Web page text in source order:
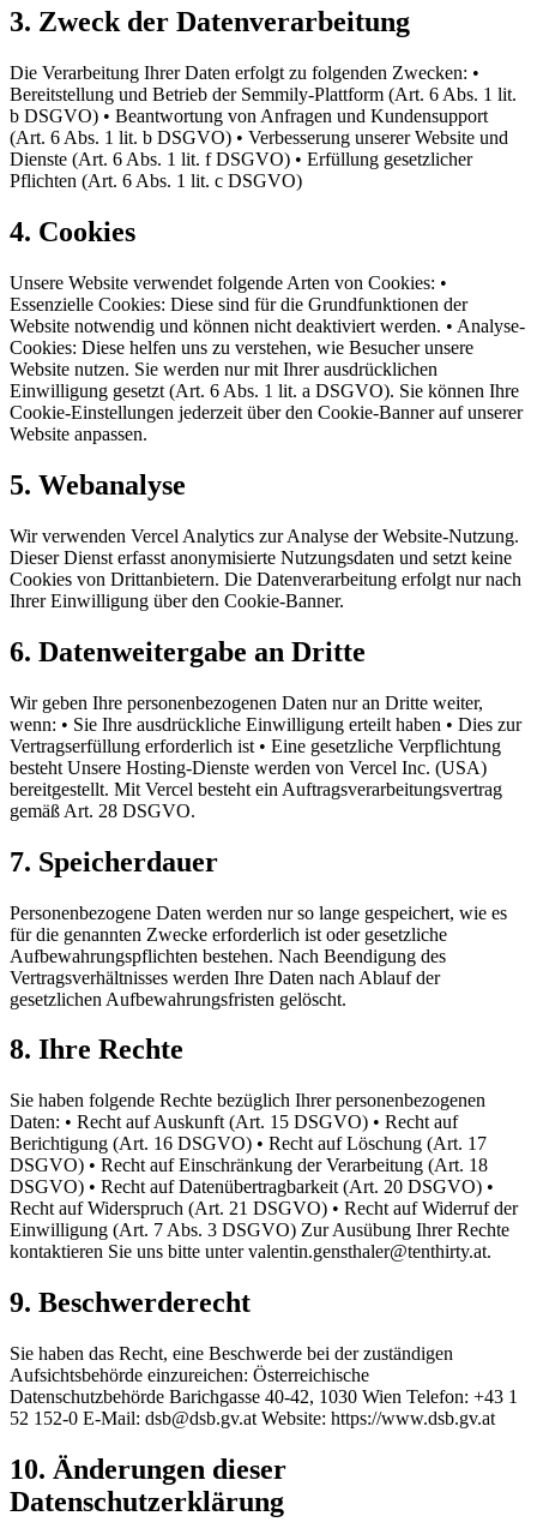
3. Zweck der Datenverarbeitung
Die Verarbeitung Ihrer Daten erfolgt zu folgenden Zwecken: •
Bereitstellung und Betrieb der Semmily-Plattform (Art. 6 Abs. 1 lit.
b DSGVO) • Beantwortung von Anfragen und Kundensupport
(Art. 6 Abs. 1 lit. b DSGVO) • Verbesserung unserer Website und
Dienste (Art. 6 Abs. 1 lit. f DSGVO) • Erfüllung gesetzlicher
Pflichten (Art. 6 Abs. 1 lit. c DSGVO)
4. Cookies
Unsere Website verwendet folgende Arten von Cookies: •
Essenzielle Cookies: Diese sind für die Grundfunktionen der
Website notwendig und können nicht deaktiviert werden. • Analyse-
Cookies: Diese helfen uns zu verstehen, wie Besucher unsere
Website nutzen. Sie werden nur mit Ihrer ausdrücklichen
Einwilligung gesetzt (Art. 6 Abs. 1 lit. a DSGVO). Sie können Ihre
Cookie-Einstellungen jederzeit über den Cookie-Banner auf unserer
Website anpassen.
5. Webanalyse
Wir verwenden Vercel Analytics zur Analyse der Website-Nutzung.
Dieser Dienst erfasst anonymisierte Nutzungsdaten und setzt keine
Cookies von Drittanbietern. Die Datenverarbeitung erfolgt nur nach
Ihrer Einwilligung über den Cookie-Banner.
6. Datenweitergabe an Dritte
Wir geben Ihre personenbezogenen Daten nur an Dritte weiter,
wenn: • Sie Ihre ausdrückliche Einwilligung erteilt haben • Dies zur
Vertragserfüllung erforderlich ist • Eine gesetzliche Verpflichtung
besteht Unsere Hosting-Dienste werden von Vercel Inc. (USA)
bereitgestellt. Mit Vercel besteht ein Auftragsverarbeitungsvertrag
gemäß Art. 28 DSGVO.
7. Speicherdauer
Personenbezogene Daten werden nur so lange gespeichert, wie es
für die genannten Zwecke erforderlich ist oder gesetzliche
Aufbewahrungspflichten bestehen. Nach Beendigung des
Vertragsverhältnisses werden Ihre Daten nach Ablauf der
gesetzlichen Aufbewahrungsfristen gelöscht.
8. Ihre Rechte
Sie haben folgende Rechte bezüglich Ihrer personenbezogenen
Daten: • Recht auf Auskunft (Art. 15 DSGVO) • Recht auf
Berichtigung (Art. 16 DSGVO) • Recht auf Löschung (Art. 17
DSGVO) • Recht auf Einschränkung der Verarbeitung (Art. 18
DSGVO) • Recht auf Datenübertragbarkeit (Art. 20 DSGVO) •
Recht auf Widerspruch (Art. 21 DSGVO) • Recht auf Widerruf der
Einwilligung (Art. 7 Abs. 3 DSGVO) Zur Ausübung Ihrer Rechte
kontaktieren Sie uns bitte unter valentin.gensthaler@tenthirty.at.
9. Beschwerderecht
Sie haben das Recht, eine Beschwerde bei der zuständigen
Aufsichtsbehörde einzureichen: Österreichische
Datenschutzbehörde Barichgasse 40-42, 1030 Wien Telefon: +43 1
52 152-0 E-Mail: dsb@dsb.gv.at Website: https://www.dsb.gv.at
10. Änderungen dieser
Datenschutzerklärung